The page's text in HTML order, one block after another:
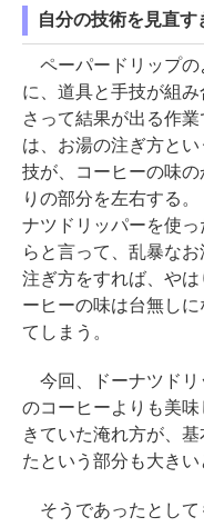
自分の技術を見直
ペーパードリップの
に、道具と手技が組み
さって結果が出る作業
は、お湯の注ぎ方とい
技が、コーヒーの味の
りの部分を左右する。
ナツドリッパーを使っ
らと言って、乱暴なお
注ぎ方をすれば、やは
ーヒーの味は台無しに
てしまう。
今回、ドーナツドリ
のコーヒーよりも美
きていた淹れ方が、
たという部分も大きい
そうであったとして